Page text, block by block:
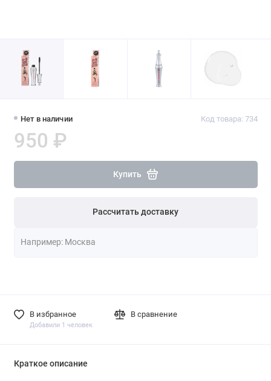
Нет в наличии Код товара: 734
950 ₽
Купить
Рассчитать доставку
В избранное
Добавили 1 человек
В сравнение
Краткое описание